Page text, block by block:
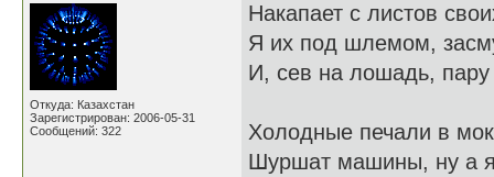
Откуда: Казахстан
Зарегистрирован: 2006-05-31
Сообщений: 322
Накапает с листов
Я их под шлемом,
И, сев на лошадь, пару
Холодные печали в
Шуршат машины, ну а